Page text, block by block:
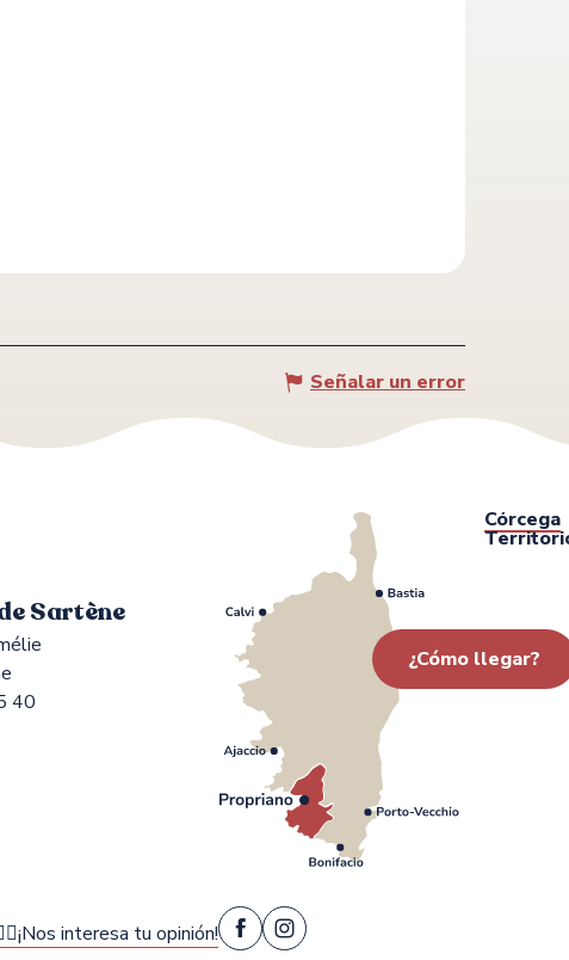
Señalar un error
Sartène
40
interesa tu opinión!
Córcega
¿Cómo llegar?